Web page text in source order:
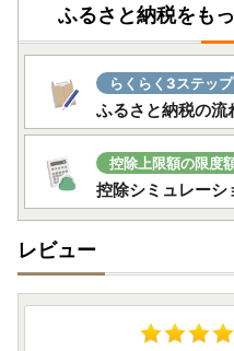
ふるさと納税をも
らくらく3ステップ
ふるさと納税の流
控除上限額の限度
控除シミュレーシ
レビュー